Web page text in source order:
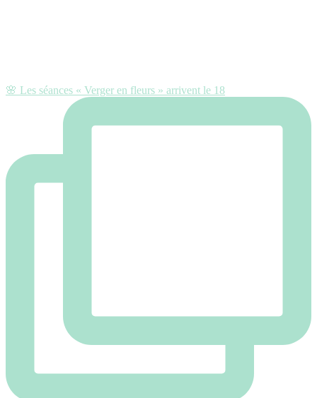
🌸 Les séances « Verger en fleurs » arrivent le 18